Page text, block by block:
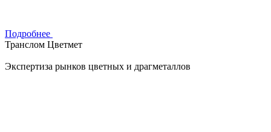
Подробнее
Транслом Цветмет
Экспертиза рынков цветных и драгметаллов